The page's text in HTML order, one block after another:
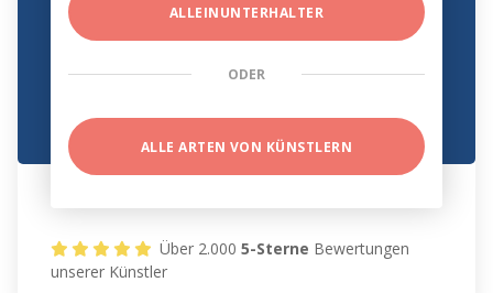
ALLEINUNTERHALTER
ODER
ALLE ARTEN VON KÜNSTLERN
Über 2.0005-Sterne Bewertungen
unserer Künstler